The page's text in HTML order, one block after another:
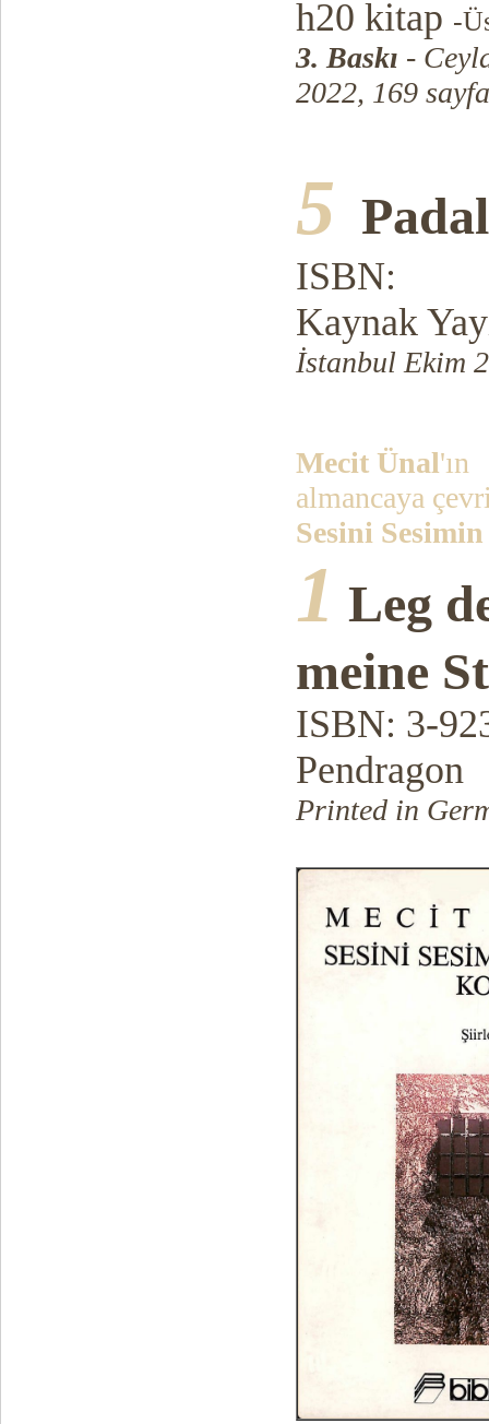
h20 kitap -
3. Baskı -
2022, 169 sayfa
5
ISBN:
Kaynak
İstanbul Ekim
Mecit Ünal'ın
almancaya
Sesini
1 Leg
meine
ISBN: 3-
Pendragon
Printed in